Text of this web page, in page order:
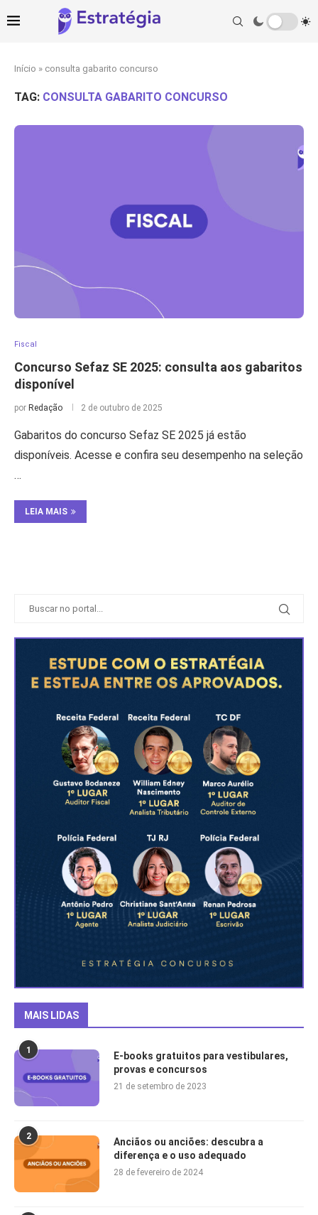
Início » consulta gabarito concurso
TAG: CONSULTA GABARITO CONCURSO
Fiscal
Concurso Sefaz SE 2025: consulta aos gabaritos
disponível
por Redação 2 de outubro de 2025
Gabaritos do concurso Sefaz SE 2025 já estão
disponíveis. Acesse e confira seu desempenho na seleção
…
LEIA MAIS
MAIS LIDAS
1
E-books gratuitos para vestibulares,
provas e concursos
21 de setembro de 2023
2
Anciãos ou anciões: descubra a
diferença e o uso adequado
28 de fevereiro de 2024